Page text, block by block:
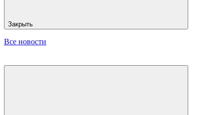
Закрыть
Все новости